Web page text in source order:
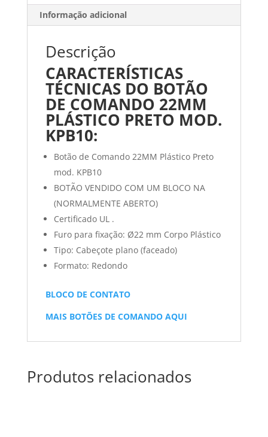
quantidade
Informação adicional
Descrição
CARACTERÍSTICAS
TÉCNICAS DO BOTÃO
DE COMANDO 22MM
PLÁSTICO PRETO MOD.
KPB10:
Botão de Comando 22MM Plástico Preto
mod. KPB10
BOTÃO VENDIDO COM UM BLOCO NA
(NORMALMENTE ABERTO)
Certificado UL .
Furo para fixação: Ø22 mm Corpo Plástico
Tipo: Cabeçote plano (faceado)
Formato: Redondo
BLOCO DE CONTATO
MAIS BOTÕES DE COMANDO AQUI
Produtos relacionados